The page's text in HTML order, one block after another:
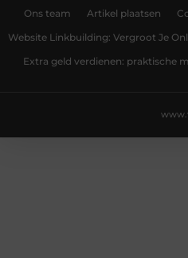
Ons team Artikel plaatsen
Website Linkbuilding: Vergroot Je
Extra geld verdienen: praktische